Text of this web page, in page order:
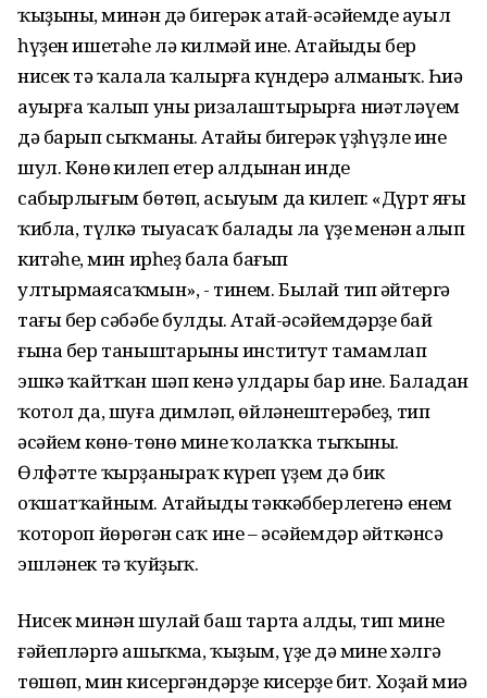
ҡыҙының, минән дә бигерәк атай-әсәйемдең ауыл
һүҙен ишетәһе лә килмәй ине. Атайыңды бер
нисек тә ҡалала ҡалырға күндерә алманыҡ. Һиңә
ауырға ҡалып уны ризалаштырырға ниәтләүем
дә барып сыҡманы. Атайың бигерәк үҙһүҙле ине
шул. Көнөң килеп етер алдынан инде
сабырлығым бөтөп, асыуым да килеп: «Дүрт яғың
ҡибла, түлкә тыуасаҡ балаңды ла үҙең менән алып
китәһең, мин ирһеҙ бала бағып
ултырмаясаҡмын», - тинем. Былай тип әйтергә
тағы бер сәбәбе булды. Атай-әсәйемдәрҙең бай
ғына бер таныштарының институт тамамлап
эшкә ҡайтҡан шәп кенә улдары бар ине. Балаңдан
ҡотол да, шуға димләп, өйләнештерәбеҙ, тип
әсәйем көнө-төнө минең ҡолаҡҡа тыҡыны.
Өлфәтте ҡырҙаныраҡ күреп үҙем дә бик
оҡшатҡайным. Атайыңдың тәккәбберлегенә енем
ҡотороп йөрөгән саҡ ине – әсәйемдәр әйткәнсә
эшләнек тә ҡуйҙыҡ.
Нисек минән шулай баш тарта алдың, тип мине
ғәйепләргә ашыҡма, ҡыҙым, үҙең дә минең хәлгә
төшөп, мин кисергәндәрҙе кисерҙең бит. Хоҙай миңә